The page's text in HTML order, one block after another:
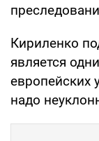
Кириленко
является
европейских
надо